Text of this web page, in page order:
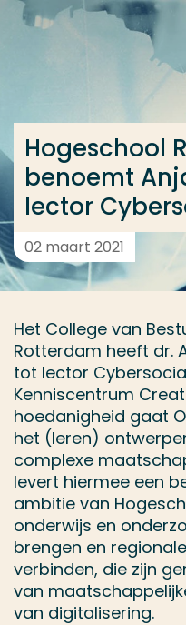
Ga direct naar de content
... > Hogeschool
Hogeschool
benoemt
lector
02 maart 2021
Het College van
Rotterdam heeft dr.
tot lector
Kenniscentrum
hoedanigheid gaat
het (leren)
complexe
levert hiermee een
ambitie van
onderwijs en
brengen en
verbinden, die zijn
van
van digitalisering.
Veel gezocht
Opleiding